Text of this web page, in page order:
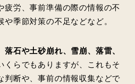
疲労、事前準備の際の情報の不
や季節対策の不足などなど。
落石や土砂崩れ、雪崩、落雷、
くらでもありますが、これもそ
判断や、事前の情報収集などで